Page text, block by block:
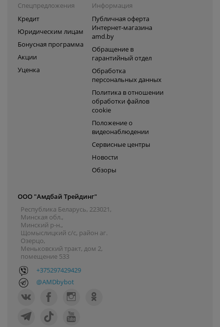
Спецпредложения
Кредит
Юридическим лицам
Бонусная программа
Акции
Уценка
Информация
Публичная оферта
Интернет-магазина
amd.by
Обращение в
гарантийный отдел
Обработка
персональных данных
Политика в отношении
обработки файлов
cookie
Положение о
видеонаблюдении
Сервисные центры
Новости
Обзоры
ООО "Амдбай Трейдинг"
Республика Беларусь, 223021,
Минская обл.,
Минский р-н.,
Щомыслицкий с/с, район аг.
Озерцо,
Меньковский тракт, дом 2,
помещение 533
+375297429429
@AMDbybot